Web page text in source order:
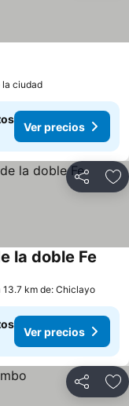
la ciudad
Ver precios
Compartir
la doble Fe
13.7 km de: Chiclayo
Ver precios
Compartir